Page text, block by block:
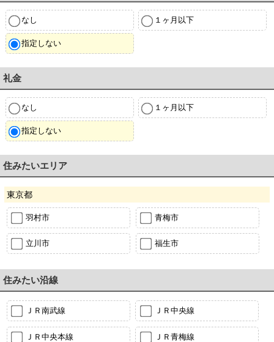
なし １ヶ月以下
指定しない
礼金
なし １ヶ月以下
指定しない
住みたいエリア
東京都
羽村市 青梅市
立川市 福生市
住みたい沿線
ＪＲ南武線 ＪＲ中央線
ＪＲ中央本線 ＪＲ青梅線